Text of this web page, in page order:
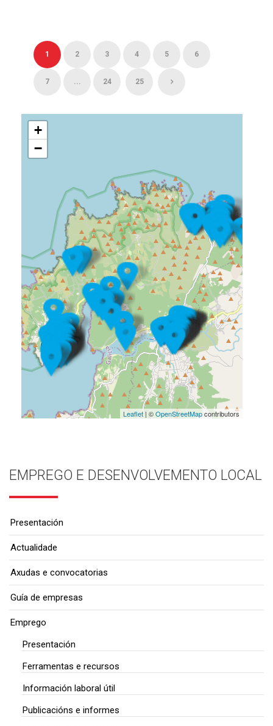
1 2 3 4 5 6
7 ... 24 25
+
−
Leaflet| ©OpenStreetMapcontributors
EMPREGO E DESENVOLVEMENTO LOCAL
Presentación
Actualidade
Axudas e convocatorias
Guía de empresas
Emprego
Presentación
Ferramentas e recursos
Información laboral útil
Publicacións e informes